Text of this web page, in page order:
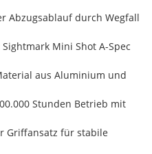
Abzugsablauf durch Wegfall
Sightmark Mini Shot A-Spec
aus Aluminium und
Stunden Betrieb mit
Griffansatz für stabile